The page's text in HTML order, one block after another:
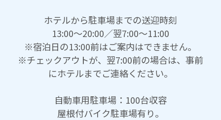
ホテルから駐車場までの送迎時刻
13:00～20:00／翌7:00～11:00
※宿泊日の13:00前はご案内はできません。
※チェックアウトが、翌7:00前の場合は、事前
にホテルまでご連絡ください。
自動車用駐車場：100台収容
屋根付バイク駐車場有り。